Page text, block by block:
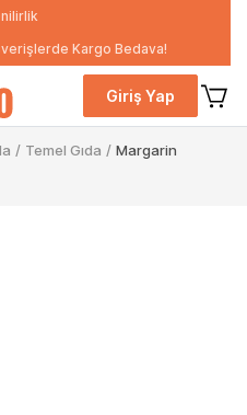
Kargo Bedava!
Giriş Yap
/ Temel Gıda / Margarin